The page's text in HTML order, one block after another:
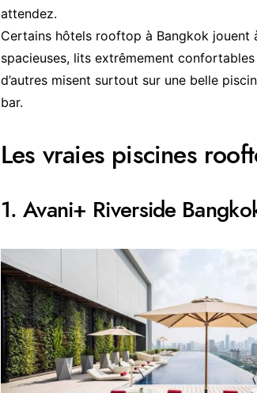
attendez.
Certains hôtels rooftop à Bangkok
spacieuses, lits extrêmement
d’autres misent surtout sur une belle
bar.
Les vraies piscines
1. Avani+ Riverside